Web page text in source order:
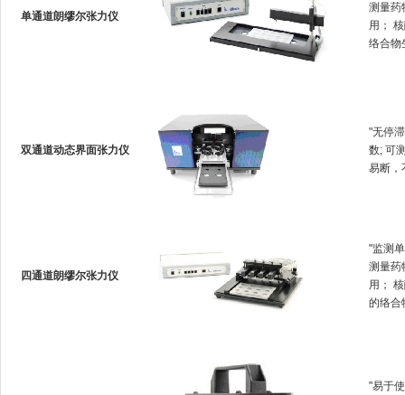
单通道朗缪尔张力仪
测量药
用
络合物
双通道动态界面张力仪
"无停
数; 可
易断
四通道朗缪尔张力仪
"监测单
测量药
用
的络合
"易于使